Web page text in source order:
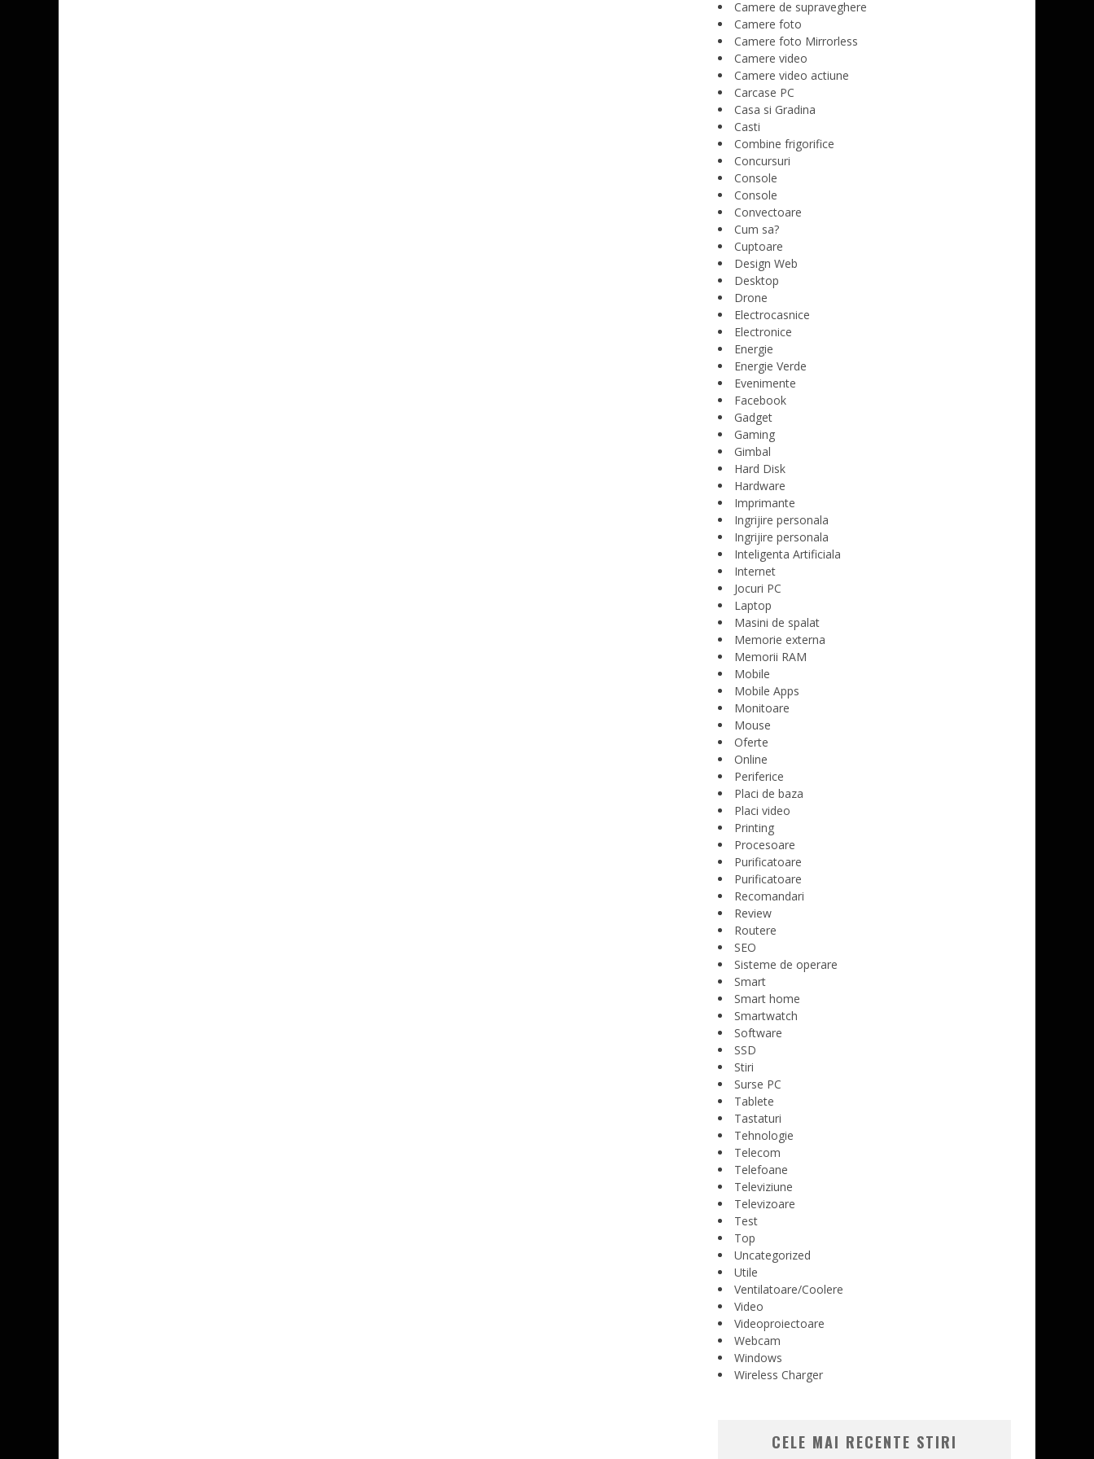
Camere de supraveghere
Camere foto
Camere foto Mirrorless
Camere video
Camere video actiune
Carcase PC
Casa si Gradina
Casti
Combine frigorifice
Concursuri
Console
Console
Convectoare
Cum sa?
Cuptoare
Design Web
Desktop
Drone
Electrocasnice
Electronice
Energie
Energie Verde
Evenimente
Facebook
Gadget
Gaming
Gimbal
Hard Disk
Hardware
Imprimante
Ingrijire personala
Ingrijire personala
Inteligenta Artificiala
Internet
Jocuri PC
Laptop
Masini de spalat
Memorie externa
Memorii RAM
Mobile
Mobile Apps
Monitoare
Mouse
Oferte
Online
Periferice
Placi de baza
Placi video
Printing
Procesoare
Purificatoare
Purificatoare
Recomandari
Review
Routere
SEO
Sisteme de operare
Smart
Smart home
Smartwatch
Software
SSD
Stiri
Surse PC
Tablete
Tastaturi
Tehnologie
Telecom
Telefoane
Televiziune
Televizoare
Test
Top
Uncategorized
Utile
Ventilatoare/Coolere
Video
Videoproiectoare
Webcam
Windows
Wireless Charger
CELE MAI RECENTE STIRI